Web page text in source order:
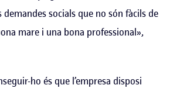
socials que no són fàcils de
mare i una bona professional»,
ho és que l’empresa disposi